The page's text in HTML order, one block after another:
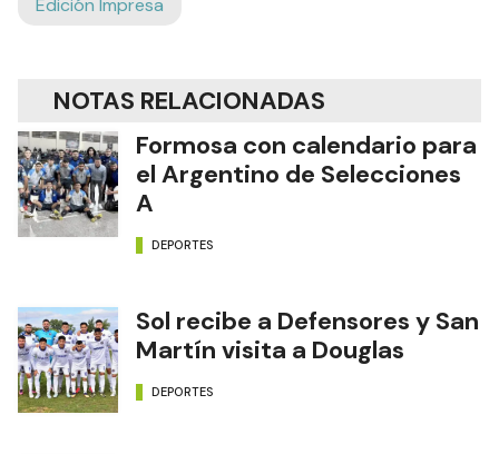
Edición Impresa
NOTAS RELACIONADAS
Formosa con calendario para
el Argentino de Selecciones
A
DEPORTES
Sol recibe a Defensores y San
Martín visita a Douglas
DEPORTES